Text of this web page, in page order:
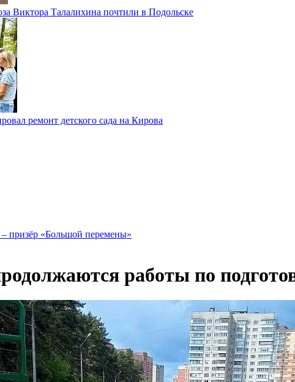
Виктора Талалихина почтили в Подольске
ремонт детского сада на Кирова
призёр «Большой перемены»
работы по